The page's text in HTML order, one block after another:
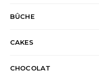
BÛCHE
CAKES
CHOCOLAT